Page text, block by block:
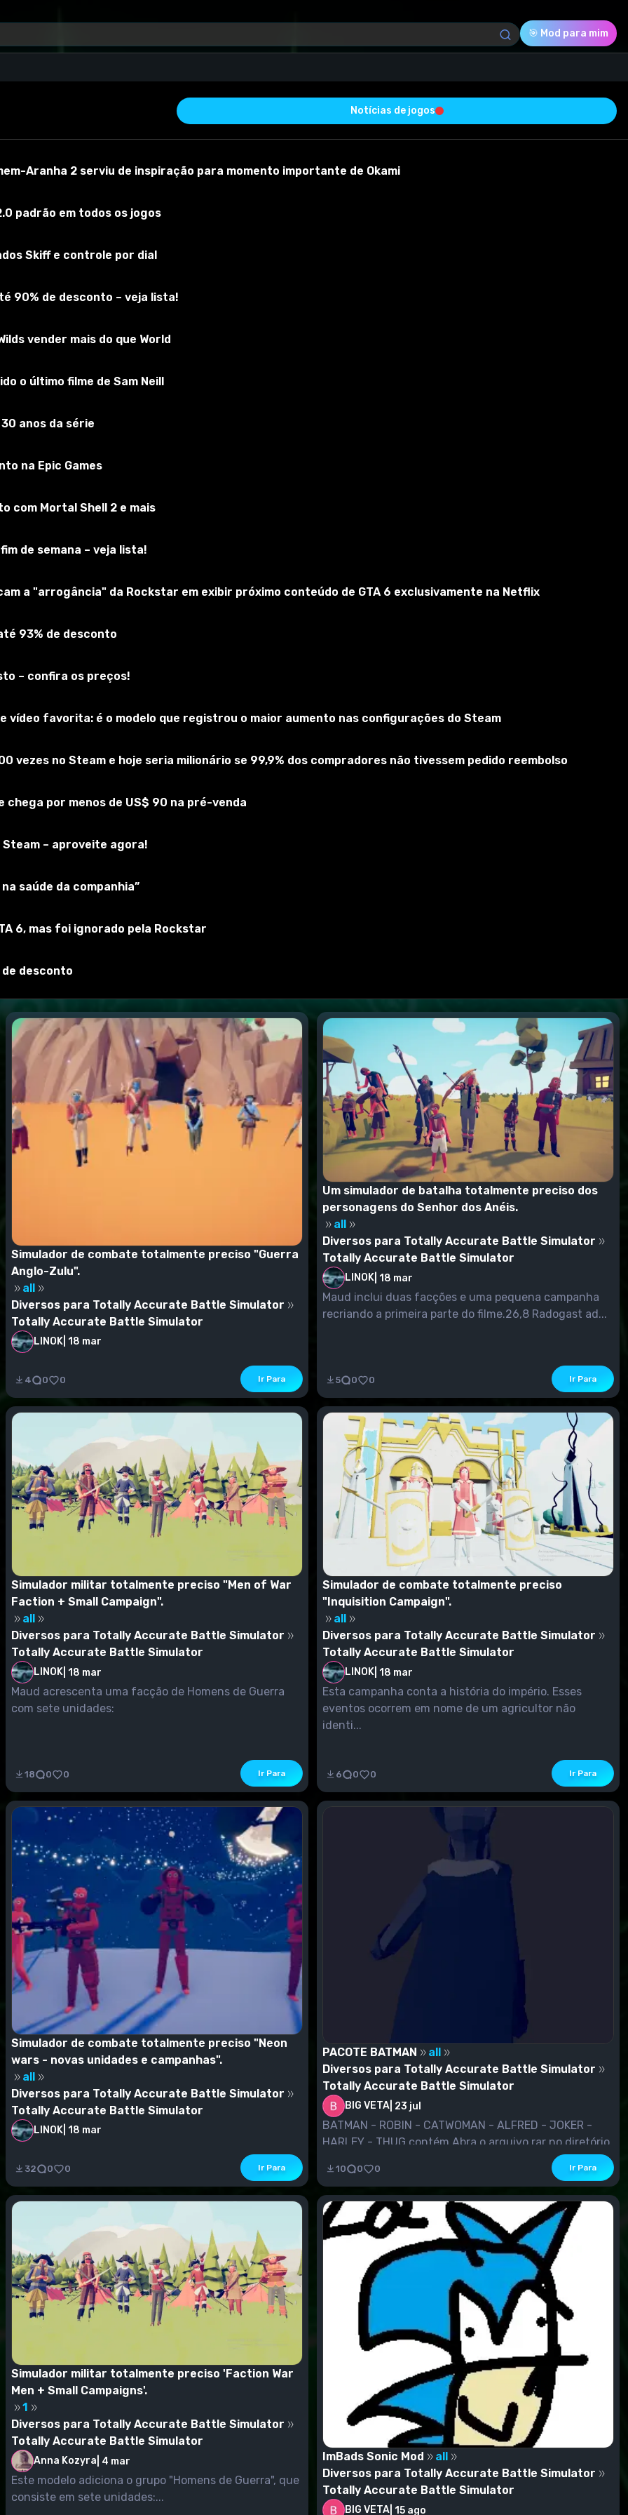
🎯 Mod para mim
Campaign".
material Versão do mod: Versão do jogo:
Inscreva-se no jogo
Steam Workshop!....
no império. ...Estes eventos ocorrem em nome de um fazendeiro sem nome.... Simultaneamente em outra região
ocorrerão em nome do capitão sem nome....
a nas opções disponíveis. Já que o balanço é baseado em frações à minha maneira.....
Simulador de combate totalmente preciso "Guerra
Anglo-Zulu".
all
Diversos para Totally Accurate Battle Simulator
Totally Accurate Battle Simulator
LINOK 18 mar
Boers.Adicionado quatro novos mapas: campo, forte,...
4 0 0 Ir Para
Um simulador de batalha totalmente preciso dos
personagens do Senhor dos Anéis.
all
Diversos para Totally Accurate Battle Simulator
Totally Accurate Battle Simulator
LINOK 18 mar
Maud inclui duas facções e uma pequena campanha
recriando a primeira parte do filme.26,8 Radogast ad...
5 0 0 Ir Para
Simulador militar totalmente preciso "Men of War
Faction + Small Campaign".
all
Diversos para Totally Accurate Battle Simulator
Totally Accurate Battle Simulator
LINOK 18 mar
Maud acrescenta uma facção de Homens de Guerra
com sete unidades:
18 0 0 Ir Para
Simulador de combate totalmente preciso
"Inquisition Campaign".
all
Diversos para Totally Accurate Battle Simulator
Totally Accurate Battle Simulator
LINOK 18 mar
Esta campanha conta a história do império. Esses
eventos ocorrem em nome de um agricultor não
identi...
6 0 0 Ir Para
Simulador de combate totalmente preciso "Neon
wars - novas unidades e campanhas".
all
Diversos para Totally Accurate Battle Simulator
Totally Accurate Battle Simulator
LINOK 18 mar
ótimo para aqueles que perdem os tiroteios neon de t...
32 0 0 Ir Para
PACOTE BATMAN
all
Diversos para Totally Accurate Battle Simulator
Totally Accurate Battle Simulator
BIG VETA 23 jul
BATMAN - ROBIN - CATWOMAN - ALFRED - JOKER -
HARLEY - THUG contém.Abra o arquivo rar no diretório
10 0 0 Ir Para
Simulador militar totalmente preciso 'Faction War
Men + Small Campaigns'.
1
Diversos para Totally Accurate Battle Simulator
Totally Accurate Battle Simulator
Anna Kozyra 4 mar
Este modelo adiciona o grupo "Homens de Guerra", que
consiste em sete unidades:...
ImBads Sonic Mod
all
Diversos para Totally Accurate Battle Simulator
Totally Accurate Battle Simulator
BIG VETA 15 ago
Download (27.86 Mb)
Notícias de jogos
Aranha 2 serviu de inspiração para momento importante de Okami
padrão em todos os jogos
Skiff e controle por dial
90% de desconto – veja lista!
vender mais do que World
o último filme de Sam Neill
anos da série
na Epic Games
com Mortal Shell 2 e mais
de semana – veja lista!
a "arrogância" da Rockstar em exibir próximo conteúdo de GTA 6 exclusivamente na Netflix
93% de desconto
– confira os preços!
vídeo favorita: é o modelo que registrou o maior aumento nas configurações do Steam
vezes no Steam e hoje seria milionário se 99,9% dos compradores não tivessem pedido reembolso
chega por menos de US$ 90 na pré-venda
Steam – aproveite agora!
saúde da companhia”
6, mas foi ignorado pela Rockstar
desconto